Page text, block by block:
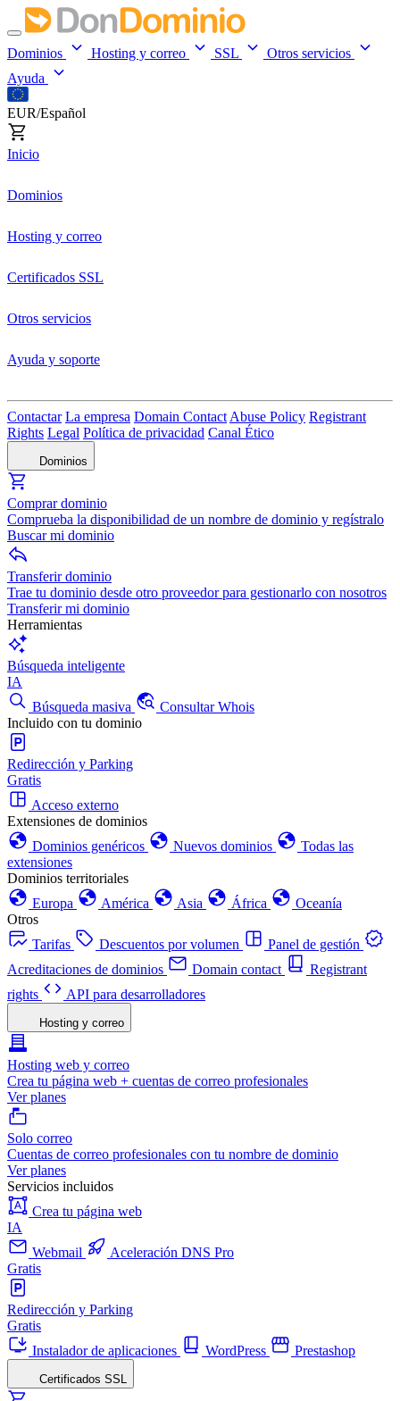
Dominios Hosting y correo SSL
Otros servicios
Ayuda
EUR/Español
Inicio
Dominios
Hosting y correo
Certificados SSL
Otros servicios
Ayuda y soporte
Contactar La empresa Domain Contact Abuse Policy Registrant
Rights Legal Política de privacidad Canal Ético
Dominios
Comprar dominio
Comprueba la disponibilidad de un nombre de dominio y regístralo
Buscar mi dominio
Transferir dominio
Trae tu dominio desde otro proveedor para gestionarlo con nosotros
Transferir mi dominio
Herramientas
Búsqueda inteligente
IA
Búsqueda masiva
Consultar Whois
Incluido con tu dominio
Redirección y Parking
Gratis
Acceso externo
Extensiones de dominios
Dominios genéricos
Nuevos dominios
Todas las
extensiones
Dominios territoriales
Europa
América Asia África
Oceanía
Otros
Tarifas
Descuentos por volumen
Panel de gestión
Acreditaciones de dominios
Domain contact
Registrant
rights
API para desarrolladores
Hosting y correo
Hosting web y correo
Crea tu página web + cuentas de correo profesionales
Ver planes
Solo correo
Cuentas de correo profesionales con tu nombre de dominio
Ver planes
Servicios incluidos
Crea tu página web
IA
Webmail
Aceleración DNS Pro
Gratis
Redirección y Parking
Gratis
Instalador de aplicaciones
WordPress Prestashop
Certificados SSL